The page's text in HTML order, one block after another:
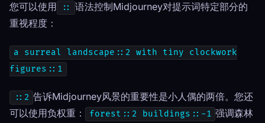
您可以使用 ::
语法控制Midjourney对提示词特定部分的
重视程度：
a surreal landscape::2 with tiny clockwork
figures::1
::2 告诉Midjourney风景的重要性是小人偶的两倍。您还
可以使用负权重：
forest::2 buildings::-1 强调森林